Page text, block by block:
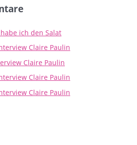
habe ich den Salat
Claire Paulin
Claire Paulin
Claire Paulin
Claire Paulin